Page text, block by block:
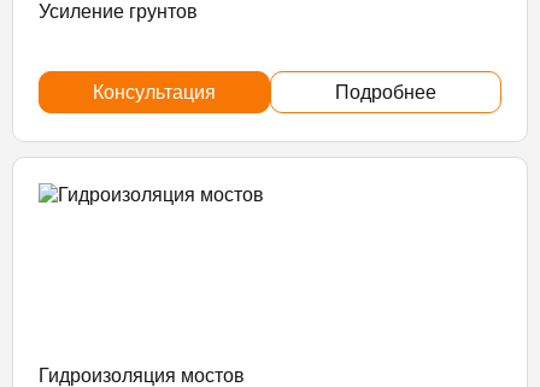
Усиление грунтов
Консультация Подробнее
Гидроизоляция мостов